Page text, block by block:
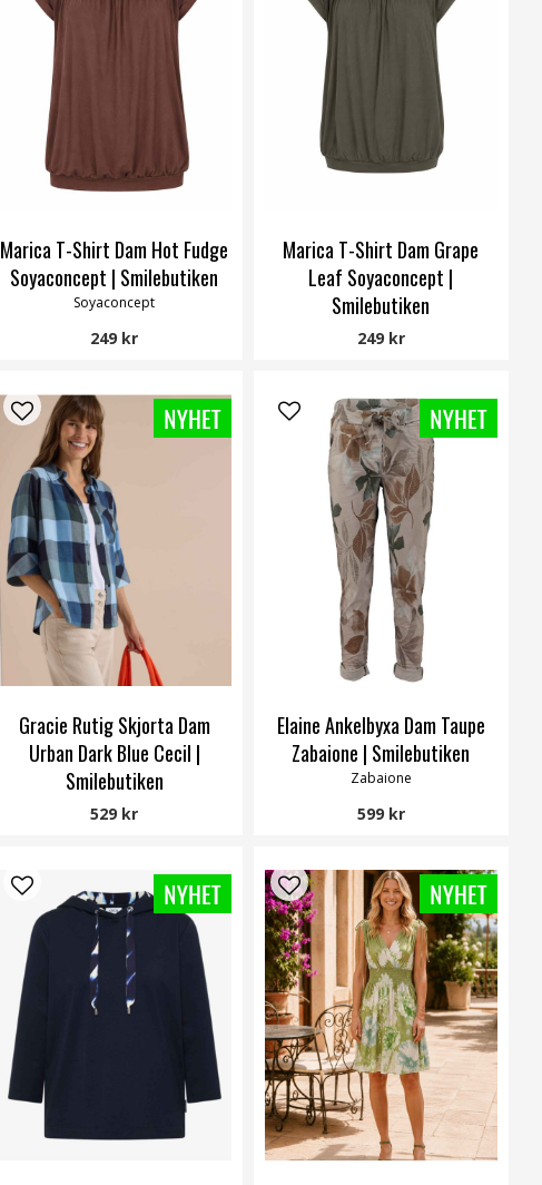
Marica T-Shirt Dam Hot Fudge
Soyaconcept | Smilebutiken
Soyaconcept
249 kr
Marica T-Shirt Dam Grape
Leaf Soyaconcept |
Smilebutiken
Soyaconcept
249 kr
Gracie Rutig Skjorta Dam
Urban Dark Blue Cecil |
Smilebutiken
Cecil
529 kr
Elaine Ankelbyxa Dam Taupe
Zabaione | Smilebutiken
Zabaione
599 kr